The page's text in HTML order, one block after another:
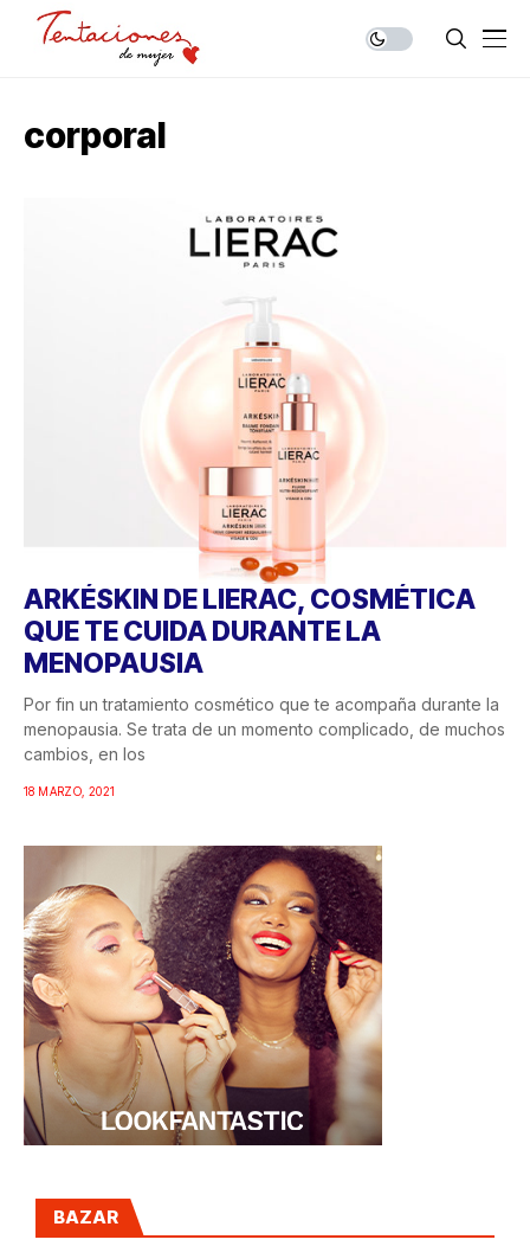
corporal
ARKÉSKIN DE LIERAC, COSMÉTICA
QUE TE CUIDA DURANTE LA
MENOPAUSIA
Por fin un tratamiento cosmético que te acompaña durante la
menopausia. Se trata de un momento complicado, de muchos
cambios, en los
18 MARZO, 2021
BAZAR